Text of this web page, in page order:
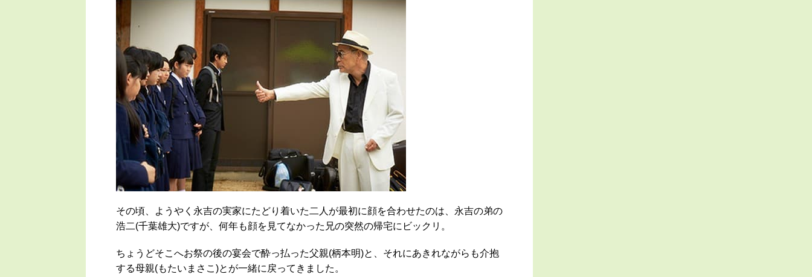
その頃、ようやく永吉の実家にたどり着いた二人が最初に顔を合わせたのは、永吉の弟の
浩二(千葉雄大)ですが、何年も顔を見てなかった兄の突然の帰宅にビックリ。
ちょうどそこへお祭の後の宴会で酔っ払った父親(柄本明)と、それにあきれながらも介抱
する母親(もたいまさこ)とが一緒に戻ってきました。